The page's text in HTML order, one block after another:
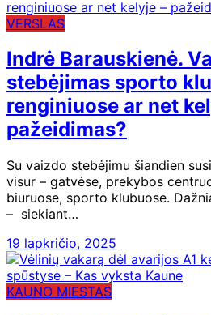
VERSLAS
Indrė Barauskienė.
stebėjimas sporto
renginiuose ar net
pažeidimas?
Su vaizdo stebėjimu šiandien
visur – gatvėse, prekybos
biuruose, sporto klubuose.
– siekiant…
19 lapkričio, 2025
KAUNO MIESTAS